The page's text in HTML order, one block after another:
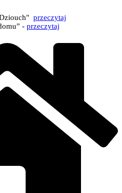
przeczytaj
- przeczytaj